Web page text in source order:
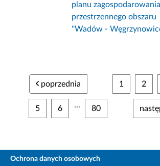
planu zagospodarowania
przestrzennego obszaru
''Wadów -
poprzednia 1 2
5 6 ... 80
Ochrona danych osobowych